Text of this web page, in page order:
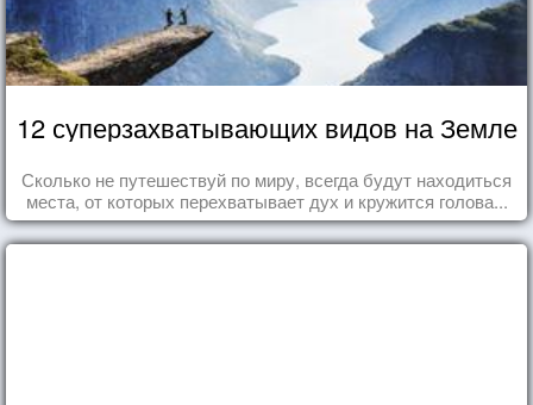
12 суперзахватывающих видов на Земле
Сколько не путешествуй по миру, всегда будут находиться
места, от которых перехватывает дух и кружится голова...